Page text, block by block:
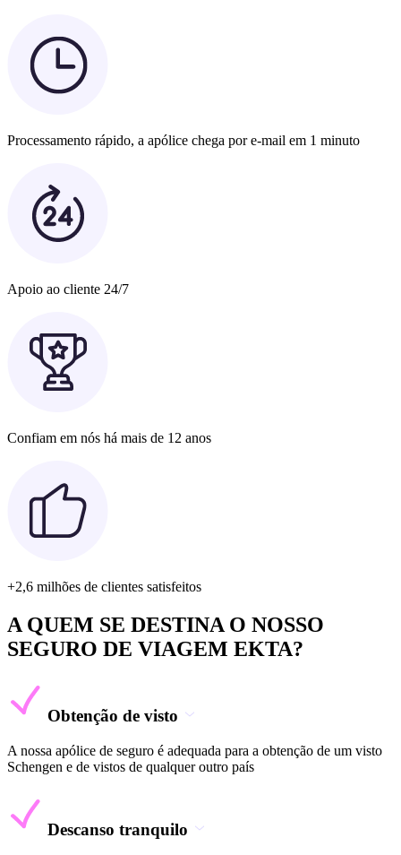
Processamento rápido, a apólice chega por e-mail em 1 minuto
Apoio ao cliente 24/7
Confiam em nós há mais de 12 anos
+2,6 milhões de clientes satisfeitos
A QUEM SE DESTINA O NOSSO
SEGURO DE VIAGEM EKTA?
Obtenção de visto
A nossa apólice de seguro é adequada para a obtenção de um visto
Schengen e de vistos de qualquer outro país
Descanso tranquilo